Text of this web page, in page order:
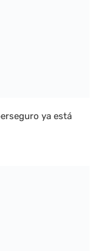
ya está